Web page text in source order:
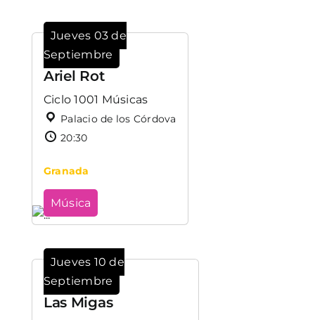
Jueves 03 de
Septiembre
Ariel Rot
Ciclo 1001 Músicas
Palacio de los Córdova
20:30
Granada
Música
Jueves 10 de
Septiembre
Las Migas